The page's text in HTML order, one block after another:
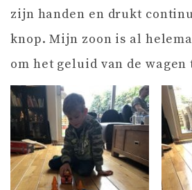
zijn handen en drukt
knop. Mijn zoon is al
om het geluid van de wagen